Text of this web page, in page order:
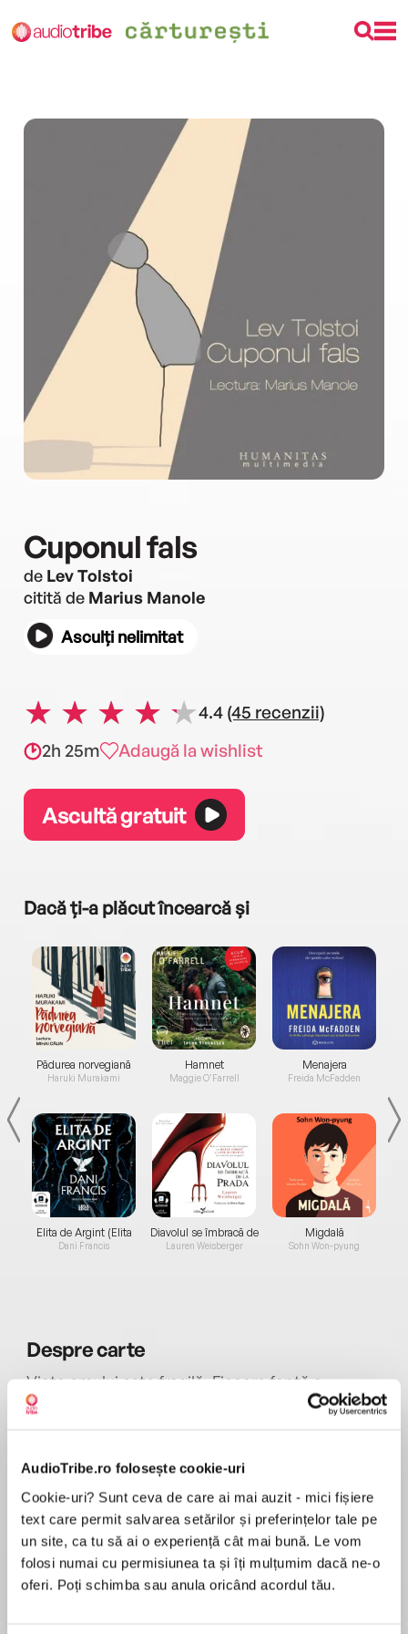
AudioTribe.ro folosește cookie-uri
Cookie-uri? Sunt ceva de care ai mai auzit - mici fișiere
text care permit salvarea setărilor și preferințelor tale pe
un site, ca tu să ai o experiență cât mai bună. Le vom
folosi numai cu permisiunea ta și îți mulțumim dacă ne-o
oferi. Poți schimba sau anula oricând acordul tău.
Cuponul fals
de Lev Tolstoi
citită de Marius Manole
Asculți nelimitat
4.4 (45 recenzii)
2h 25m
Adaugă la wishlist
Ascultă gratuit
Dacă ți-a plăcut încearcă și
Pădurea norvegiană
Haruki Murakami
Elita de Argint (Elita
de...
Dani Francis
Hamnet
Maggie O'Farrell
Diavolul se îmbracă de
la...
Lauren Weisberger
Menajera
Freida McFadden
Migdală
Sohn Won-pyung
Desprecarte
Viața omului este fragilă. Fiecare faptă a
noastră, bună sau rea, se revarsă în lume în
cupon de către doi școlari - atrage după sine o
serie de evenimente dezastruoase, care se
înlănțuie inexorabil potrivit legii cauzei și
efectului: corupție, ruină și moarte. Există vreo
soluție în fața puterii distructive a răului? Doar
întoarcerea la adevărată dragoste creștină
MAI MULT
Recenzii
Excelentă lectură!